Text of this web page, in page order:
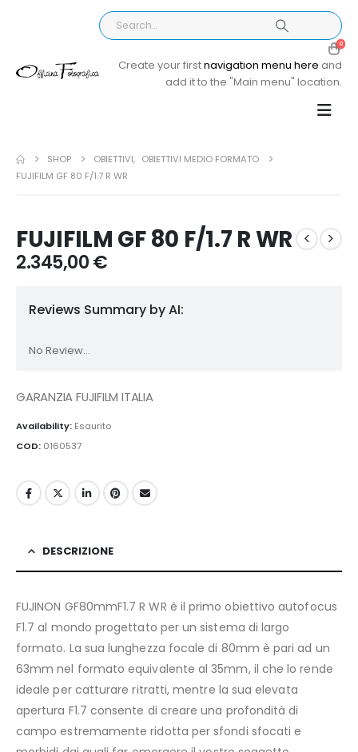
0
Create your firstnavigation menu here and
add it to the "Main menu" location.
SHOP OBIETTIVI, OBIETTIVI MEDIO FORMATO
FUJIFILM GF 80 F/1.7 R WR
FUJIFILM GF 80 F/1.7 R WR
2.345,00€
Reviews Summary by AI:
No Review...
GARANZIA FUJIFILM ITALIA
Availability: Esaurito
COD: 0160537
DESCRIZIONE
FUJINON GF80mmF1.7 R WR è il primo obiettivo autofocus
F1.7 al mondo progettato per un sistema di largo
formato. La sua lunghezza focale di 80mm è pari ad un
63mm nel formato equivalente al 35mm, il che lo rende
ideale per catturare ritratti, mentre la sua elevata
apertura F1.7 consente di creare una profondità di
campo estremamente ridotta per sfondi sfocati e